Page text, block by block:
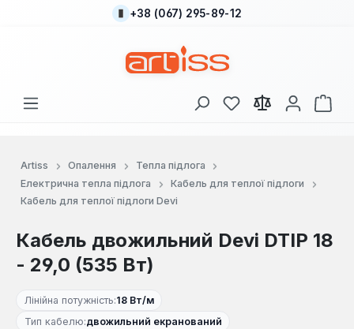
Перейти до основного вмісту
+38 (067) 295-89-12
У вас є 0 у списку
Artiss Опалення
Тепла підлога
Електрична тепла підлога
Кабель для теплої підлоги
Кабель для теплої підлоги Devi
Кабель двожильний Devi DTIP 18
- 29,0 (535 Вт)
Лінійна потужність:18 Вт/м
Тип кабелю:двожильний екранований